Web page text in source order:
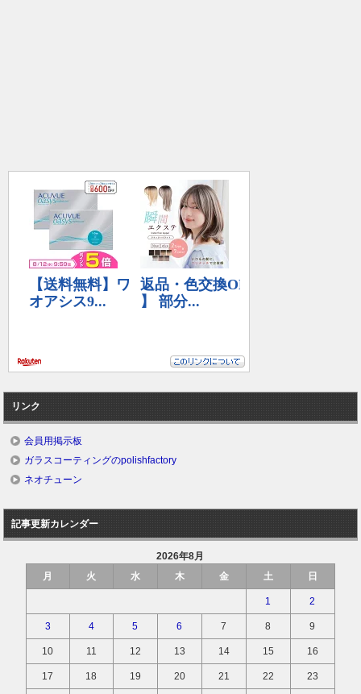
リンク
会員用掲示板
ガラスコーティングのpolishfactory
ネオチューン
記事更新カレンダー
2026年8月
月
火 水 木 金 土 日
1 2
3 4 5 6 7 8 9
10 11 12 13 14 15 16
17 18 19 20 21 22 23